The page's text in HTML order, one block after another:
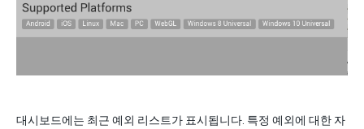
대시보드에는 최근 예외 리스트가 표시됩니다. 특정 예외에 대한 자